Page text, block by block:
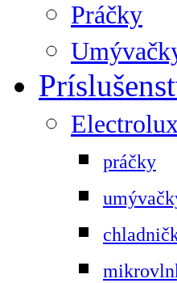
Práčky
práčky